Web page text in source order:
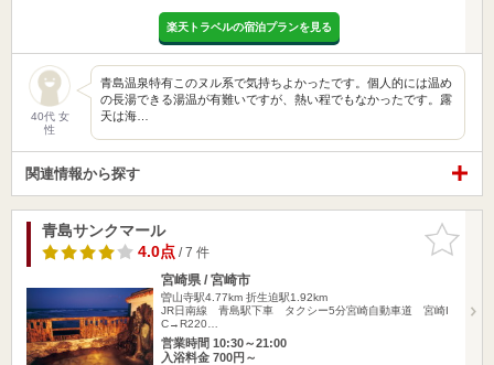
楽天トラベルの宿泊プランを見る
40代 女
性
青島温泉特有このヌル系で気持ちよかったです。個人的には温め
の長湯できる湯温が有難いですが、熱い程でもなかったです。露
天は海…
関連情報から探す
お気に入
りに追加
青島サンクマール
4.0点/ 7 件
宮崎県 / 宮崎市
曽山寺駅4.77km 折生迫駅1.92km
JR日南線 青島駅下車 タクシー5分宮崎自動車道 宮崎I
C→R220…
営業時間 10:30～21:00
入浴料金 700円～